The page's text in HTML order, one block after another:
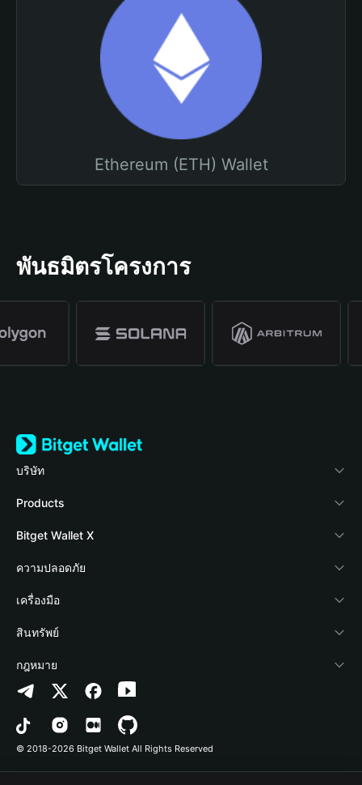
Ethereum (ETH) Wallet
พันธมิตรโครงการ
บริษัท
เกี่ยวกับ Bitget Wallet
Blog
Academy
ข่าวสารด้านคริปโต
ศูนย์ช่วยเหลือ
ติดต่อเรา
ทรัพยากรข้อมูลของแบรนด์
อาชีพ
Products
Crypto Card
Stablecoin Earn
Payfi Crypto
Crypto Swap API
Altcoin Season Index
Prediction Markets
DApp
Bitget Wallet X
นักพัฒนา
เชื่อมต่อ Wallet
Bitget Wallet Pay
ลิสต์โปรเจกต์
ความปลอดภัย
Protection Fund
เทคโนโลยีความปลอดภัย
เครื่องมือ
ซื้อคริปโต
การตรวจจับการอนุญาต
การตรวจจับสัญญา
การโอนเป็นชุด
สินทรัพย์
Arbitrum
Avalanche
Bitcoin
กฎหมาย
นโยบายความเป็นส่วนตัว
ข้อตกลงในการใช้บริการ
© 2018-2026 Bitget Wallet All Rights Reserved